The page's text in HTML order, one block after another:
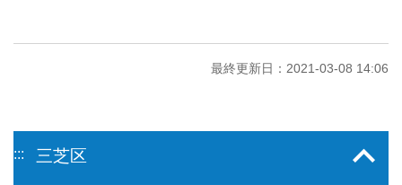
最終更新日：2021-03-08 14:06
::: 三芝区